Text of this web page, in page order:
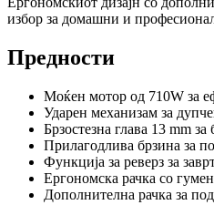
избор за домашни и
Предности
Моќен мотор од 710W за
Ударен механизам за
Брзостезна глава 13 mm
Прилагодлива брзина за
Функција за реверз за
Ергономска рачка со
Дополнителна рачка за